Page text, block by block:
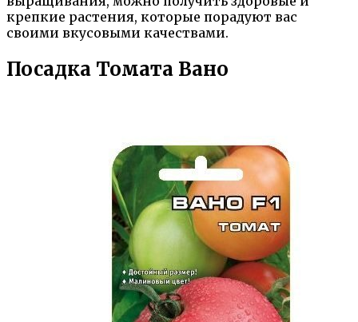
крепкие растения, которые порадуют вас
своими вкусовыми качествами.
Посадка Томата Вано